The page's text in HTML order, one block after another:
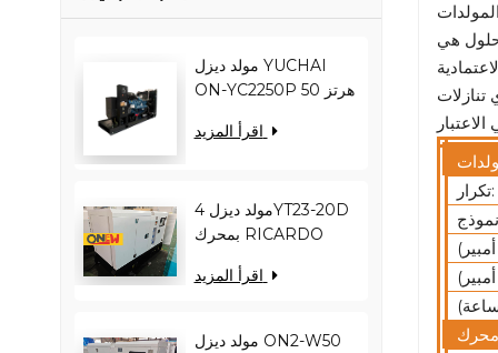
مولد ديزل YUCHAI
ON-YC2250P 50 هرتز
كيلو فولت أمبير
مولد ديزل 4YT23-20D
بمحرك RICARDO
كيلو فولت أمبير ON2-
مولد ديزل ON2-W50
تنازلات
تكرار: